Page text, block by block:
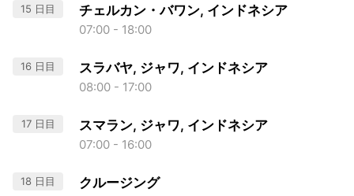
15 日目 チェルカン・バワン, インドネシア
07:00 - 18:00
16 日目 スラバヤ, ジャワ, インドネシア
08:00 - 17:00
17 日目 スマラン, ジャワ, インドネシア
07:00 - 16:00
18 日目 クルージング